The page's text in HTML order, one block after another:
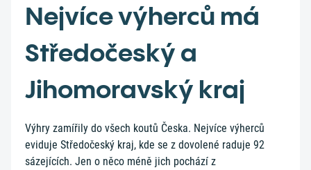
Nejvíce výherců má
Středočeský a
Jihomoravský kraj
Výhry zamířily do všech koutů Česka. Nejvíce výherců
eviduje Středočeský kraj, kde se z dovolené raduje 92
sázejících. Jen o něco méně jich pochází z